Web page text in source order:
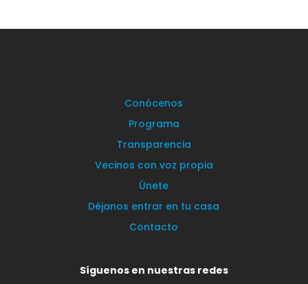
Conócenos
Programa
Transparencia
Vecinos con voz propia
Únete
Déjanos entrar en tu casa
Contacto
Síguenos en nuestras redes